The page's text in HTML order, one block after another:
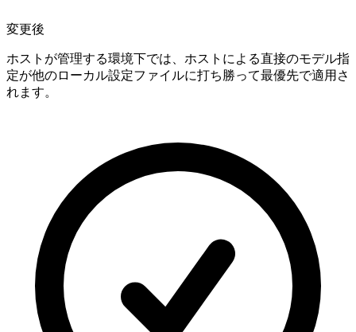
変更後
ホストが管理する環境下では、ホストによる直接のモデル指
定が他のローカル設定ファイルに打ち勝って最優先で適用さ
れます。